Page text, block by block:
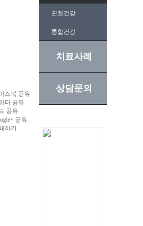
관절건강
통합건강
치료사례
상담문의